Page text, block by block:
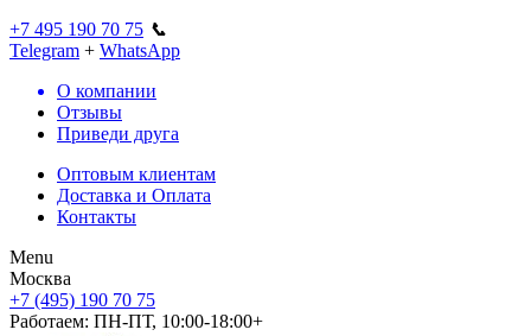
+7 495 190 70 75 📞
Telegram + WhatsApp
О компании
Отзывы
Приведи друга
Оптовым клиентам
Доставка и Оплата
Контакты
Menu
Москва
+7 (495) 190 70 75
Работаем: ПН-ПТ, 10:00-18:00+